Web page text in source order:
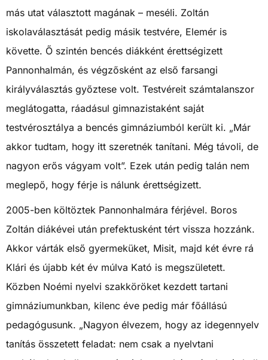
más utat választott magának – meséli. Zoltán
iskolaválasztását pedig másik testvére, Elemér is
követte. Ő szintén bencés diákként érettségizett
Pannonhalmán, és végzősként az első farsangi
királyválasztás győztese volt. Testvéreit számtalanszor
meglátogatta, ráadásul gimnazistaként saját
testvérosztálya a bencés gimnáziumból került ki. „Már
akkor tudtam, hogy itt szeretnék tanítani. Még távoli, de
nagyon erős vágyam volt”. Ezek után pedig talán nem
meglepő, hogy férje is nálunk érettségizett.
2005-ben költöztek Pannonhalmára férjével. Boros
Zoltán diákévei után prefektusként tért vissza hozzánk.
Akkor várták első gyermeküket, Misit, majd két évre rá
Klári és újabb két év múlva Kató is megszületett.
Közben Noémi nyelvi szakköröket kezdett tartani
gimnáziumunkban, kilenc éve pedig már főállású
pedagógusunk. „Nagyon élvezem, hogy az idegennyelv
tanítás összetett feladat: nem csak a nyelvtani